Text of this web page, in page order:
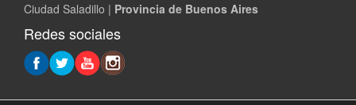
Ciudad Saladillo | Provincia de Buenos Aires
Redes sociales